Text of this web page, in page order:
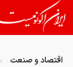
اقتصاد و صنعت